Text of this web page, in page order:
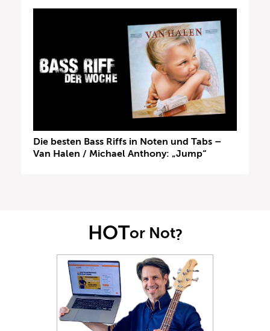
Die besten Bass Riffs in Noten und Tabs –
Van Halen / Michael Anthony: „Jump“
HOTor Not?